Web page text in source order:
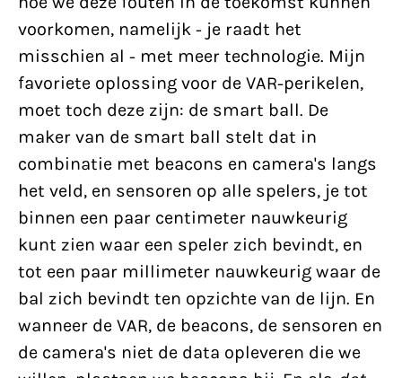
voorkomen, namelijk - je raadt het
misschien al - met meer technologie. Mijn
favoriete oplossing voor de VAR-perikelen,
moet toch deze zijn: de smart ball. De
maker van de smart ball stelt dat in
combinatie met beacons en camera's langs
het veld, en sensoren op alle spelers, je tot
binnen een paar centimeter nauwkeurig
kunt zien waar een speler zich bevindt, en
tot een paar millimeter nauwkeurig waar de
bal zich bevindt ten opzichte van de lijn. En
wanneer de VAR, de beacons, de sensoren en
de camera's niet de data opleveren die we